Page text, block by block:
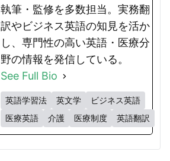
執筆・監修を多数担当。実務翻
訳やビジネス英語の知見を活か
し、専門性の高い英語・医療分
野の情報を発信している。
See Full Bio
英語学習法 英文学
ビジネス英語
医療英語
介護 医療制度 英語翻訳